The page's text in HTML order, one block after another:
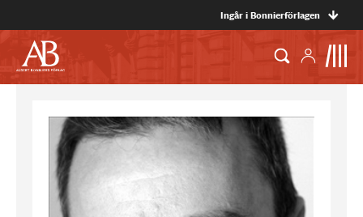
Ingår i Bonnierförlagen